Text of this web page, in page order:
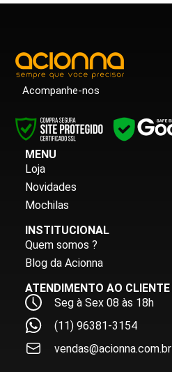
Acompanhe-nos
MENU
Loja
Novidades
Mochilas
INSTITUCIONAL
Quem somos ?
Blog da Acionna
ATENDIMENTO AO CLIENTE
Seg à Sex 08 às 18h
(11) 96381-3154
vendas@acionna.com.br